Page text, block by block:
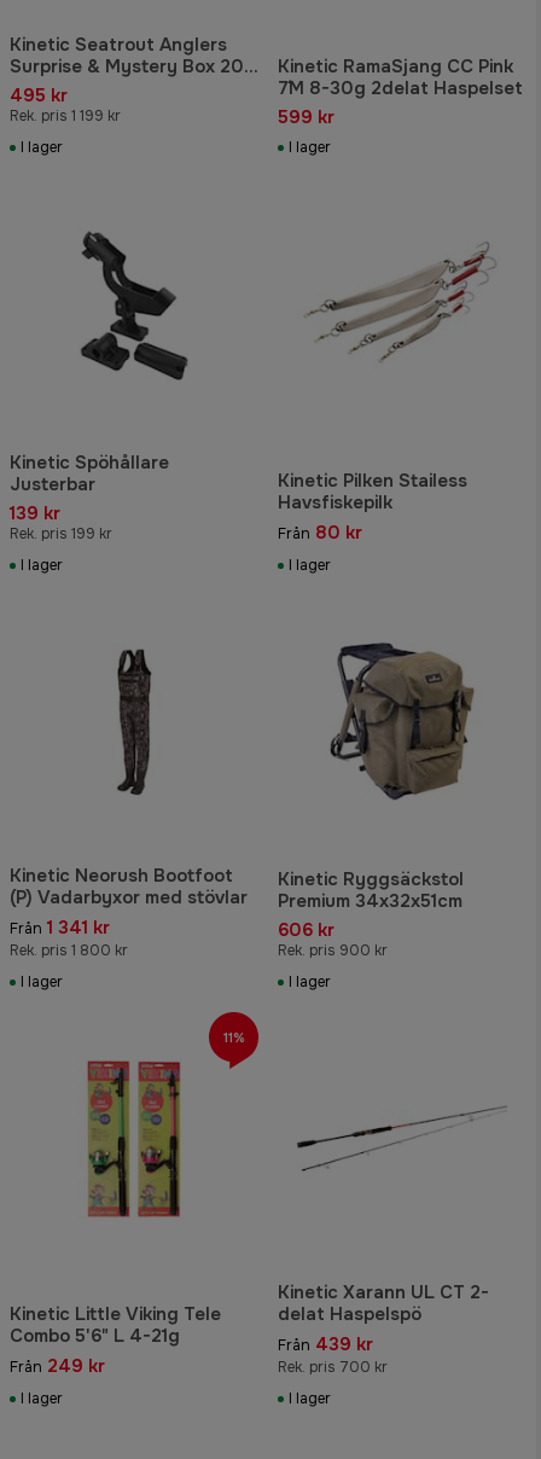
Kinetic Seatrout Anglers
Surprise & Mystery Box 20-
pack
495 kr
Rek. pris 1 199 kr
I lager
Kinetic RamaSjang CC Pink
7´M 8-30g 2delat Haspelset
599 kr
I lager
Kinetic Spöhållare
Justerbar
139 kr
Rek. pris 199 kr
I lager
Kinetic Pilken Stailess
Havsfiskepilk
Från 80 kr
I lager
Kinetic Neorush Bootfoot
(P) Vadarbyxor med stövlar
Från 1 341 kr
Rek. pris 1 800 kr
I lager
Kinetic Ryggsäckstol
Premium 34x32x51cm
606 kr
Rek. pris 900 kr
I lager
Kinetic Little Viking Tele
Combo 5'6" L 4-21g
Från 249 kr
I lager
11%
Kinetic Xarann UL CT 2-
delat Haspelspö
Från 439 kr
Rek. pris 700 kr
I lager